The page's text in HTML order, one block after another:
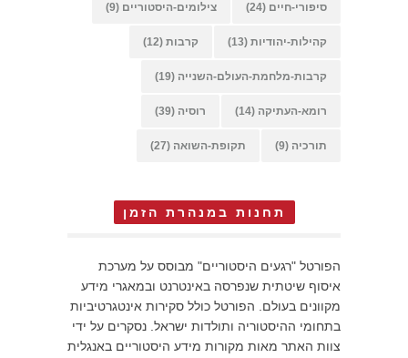
סיפורי-חיים (24) צילומים-היסטוריים (9)
קהילות-יהודיות (13) קרבות (12)
קרבות-מלחמת-העולם-השנייה (19)
רומא-העתיקה (14) רוסיה (39)
תורכיה (9) תקופת-השואה (27)
תחנות במנהרת הזמן
הפורטל "רגעים היסטוריים" מבוסס על מערכת
איסוף שיטתית שנפרסה באינטרנט ובמאגרי מידע
מקוונים בעולם. הפורטל כולל סקירות אינטגרטיביות
בתחומי ההיסטוריה ותולדות ישראל. נסקרים על ידי
צוות האתר מאות מקורות מידע היסטוריים באנגלית